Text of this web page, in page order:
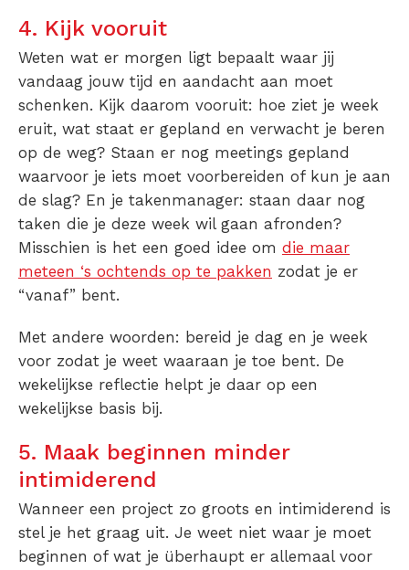
4. Kijk vooruit
Weten wat er morgen ligt bepaalt waar jij
vandaag jouw tijd en aandacht aan moet
schenken. Kijk daarom vooruit: hoe ziet je week
eruit, wat staat er gepland en verwacht je beren
op de weg? Staan er nog meetings gepland
waarvoor je iets moet voorbereiden of kun je aan
de slag? En je takenmanager: staan daar nog
taken die je deze week wil gaan afronden?
Misschien is het een goed idee om die maar
meteen ‘s ochtends op te pakken zodat je er
“vanaf” bent.
Met andere woorden: bereid je dag en je week
voor zodat je weet waaraan je toe bent. De
wekelijkse reflectie helpt je daar op een
wekelijkse basis bij.
5. Maak beginnen minder
intimiderend
Wanneer een project zo groots en intimiderend is
stel je het graag uit. Je weet niet waar je moet
beginnen of wat je überhaupt er allemaal voor